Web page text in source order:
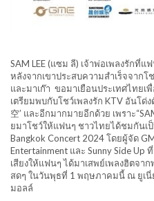
SAM LEE (แซม ลี) เจ้าพ่อเพลงรักที่แ
หลังจากเขาประสบความสำเร็จจากโ
และมาเก๊า ขอมาเยือนประเทศไทยเ
เตรียมพบกับโชว์เพลงรัก KTV อันโด่งดั
空’ และอีกมากมายอีกด้วย เพราะ
ยมาโชว์ให้แฟนๆ ชาวไทยได้ชมกันเ
Bangkok Concert 2024 โดยผู้จัด
Entertainment และ Sunny Side Up
เสียงให้แฟนๆ ได้มาเสพย์เพลงฮิตจาก
สดๆ ในวันพุธที่ 1 พฤษภาคมนี้ ณ ยูเ
มอลล์